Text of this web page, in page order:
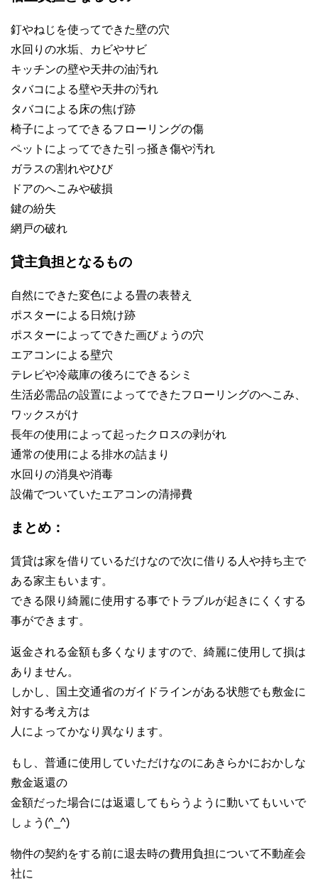
釘やねじを使ってできた壁の穴
水回りの水垢、カビやサビ
キッチンの壁や天井の油汚れ
タバコによる壁や天井の汚れ
タバコによる床の焦げ跡
椅子によってできるフローリングの傷
ペットによってできた引っ掻き傷や汚れ
ガラスの割れやひび
ドアのへこみや破損
鍵の紛失
網戸の破れ
貸主負担となるもの
自然にできた変色による畳の表替え
ポスターによる日焼け跡
ポスターによってできた画びょうの穴
エアコンによる壁穴
テレビや冷蔵庫の後ろにできるシミ
生活必需品の設置によってできたフローリングのへこみ、
ワックスがけ
長年の使用によって起ったクロスの剥がれ
通常の使用による排水の詰まり
水回りの消臭や消毒
設備でついていたエアコンの清掃費
まとめ：
賃貸は家を借りているだけなので次に借りる人や持ち主で
ある家主もいます。
できる限り綺麗に使用する事でトラブルが起きにくくする
事ができます。
返金される金額も多くなりますので、綺麗に使用して損は
ありません。
しかし、国土交通省のガイドラインがある状態でも敷金に
対する考え方は
人によってかなり異なります。
もし、普通に使用していただけなのにあきらかにおかしな
敷金返還の
金額だった場合には返還してもらうように動いてもいいで
しょう(^_^)
物件の契約をする前に退去時の費用負担について不動産会
社に